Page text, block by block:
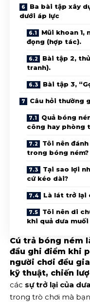
Ba bài tập xây
dưới áp lực
Mũi khoan 1,
đọng (hợp tác).
Bài tập 2,
tranh).
Bài tập 3,
Câu hỏi thường
Quả bóng
công hay phòng
Tôi nên
trong bóng ném?
Tại sao lợi
cứ kéo dài?
Là lát trở lại
Tôi nên di
khi quả dưa
Cú trả bóng ném
đầu ghi điểm khi
người chơi đều
kỹ thuật, chiến
các sự trở lại của
trong trò chơi mà